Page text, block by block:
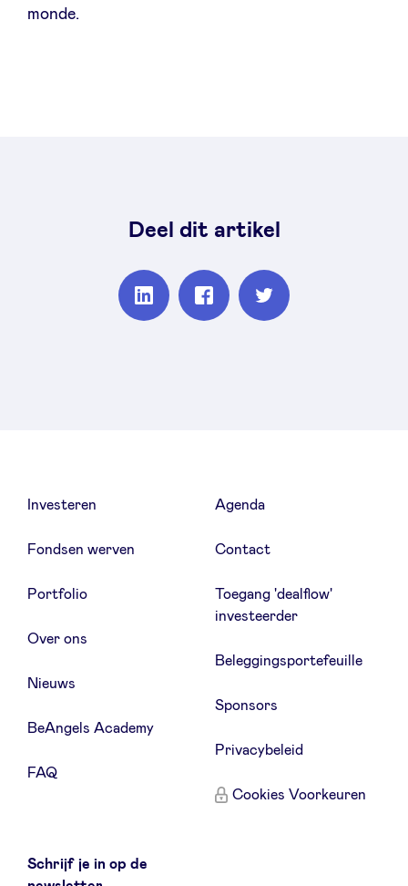
monde.
Deel dit artikel
PartagerPartagerPartager
Investeren
Fondsen werven
Portfolio
Over ons
Nieuws
BeAngels Academy
FAQ
Agenda
Contact
Toegang 'dealflow'
investeerder
Beleggingsportefeuille
Sponsors
Privacybeleid
Cookies Voorkeuren
Schrijf je in op de